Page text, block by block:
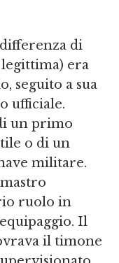
di
era
seguito a sua
ufficiale.
un primo
o di un
militare.
ruolo in
Il
il timone